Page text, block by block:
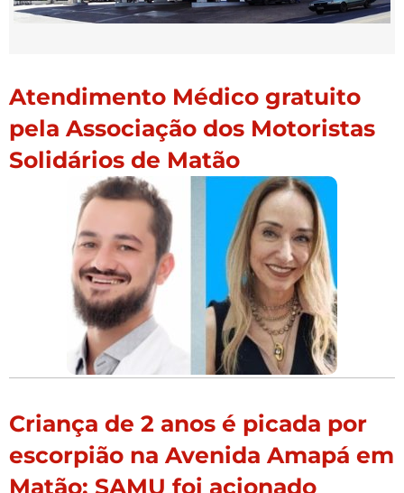
Atendimento Médico gratuito
pela Associação dos Motoristas
Solidários de Matão
Criança de 2 anos é picada por
escorpião na Avenida Amapá em
Matão; SAMU foi acionado